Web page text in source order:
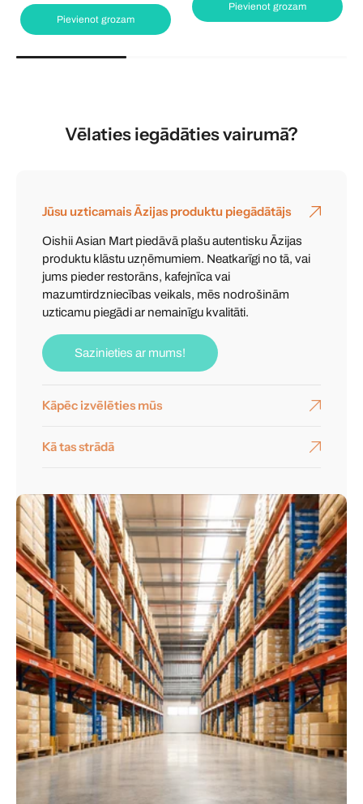
Pievienot grozam
Pievienot grozam
Vēlaties iegādāties vairumā?
Jūsu uzticamais Āzijas produktu piegādātājs
Oishii Asian Mart piedāvā plašu autentisku Āzijas
produktu klāstu uzņēmumiem. Neatkarīgi no tā, vai
jums pieder restorāns, kafejnīca vai
mazumtirdzniecības veikals, mēs nodrošinām
uzticamu piegādi ar nemainīgu kvalitāti.
Sazinieties ar mums!
Kāpēc izvēlēties mūs
Kā tas strādā